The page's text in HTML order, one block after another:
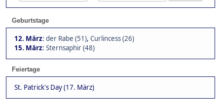
Geburtstage
12. März: der Rabe (51), Curlincess (26)
15. März: Sternsaphir (48)
Feiertage
St. Patrick's Day (17. März)